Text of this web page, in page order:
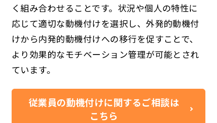
く組み合わせることです。状況や個人の特性に
応じて適切な動機付けを選択し、外発的動機付
けから内発的動機付けへの移行を促すことで、
より効果的なモチベーション管理が可能とされ
ています。
従業員の動機付けに関するご相談は
こちら